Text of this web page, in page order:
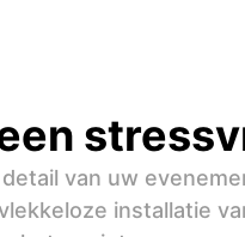
van uw
installatie